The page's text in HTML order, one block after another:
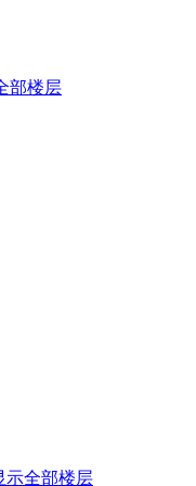
部楼层
示全部楼层